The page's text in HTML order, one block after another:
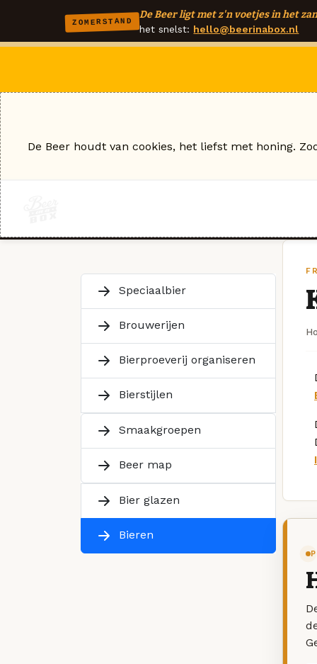
ZOMERSTAND
De Beer ligt met z'n voetjes in het
het snelst: hello@beerinabox.nl
Speciaalbier
Brouwerijen
Bierproeverij organiseren
Bierstijlen
Smaakgroepen
Beer map
Bier glazen
Bieren
De Beer houdt van cookies, het liefst met honing.